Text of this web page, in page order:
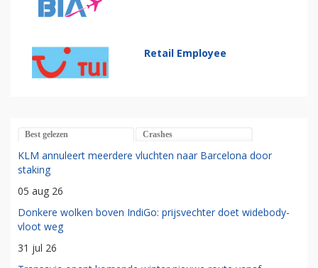
Retail Employee
Best gelezen Crashes
KLM annuleert meerdere vluchten naar Barcelona door
staking
05 aug 26
Donkere wolken boven IndiGo: prijsvechter doet widebody-
vloot weg
31 jul 26